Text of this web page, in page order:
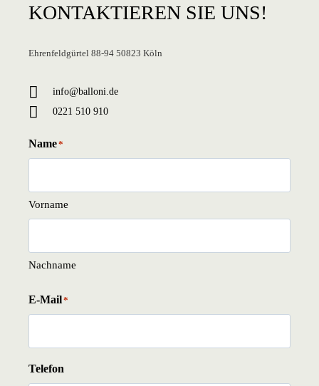
KONTAKTIEREN SIE UNS!
Ehrenfeldgürtel 88-94 50823 Köln
info@balloni.de
0221 510 910
Name*
Vorname
Nachname
E-Mail*
Telefon